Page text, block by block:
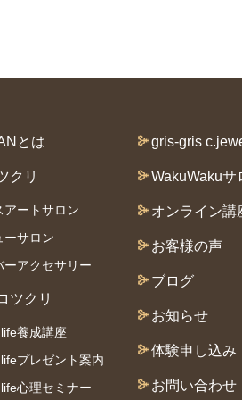
とは
クリ
アートサロン
ーサロン
ーアクセサリー
ツクリ
養成講座
プレゼント案内
心理セミナー
gris-gris
WakuWakuサ
オンライン講
お客様の声
ブログ
お知らせ
体験申し込み
お問い合わせ